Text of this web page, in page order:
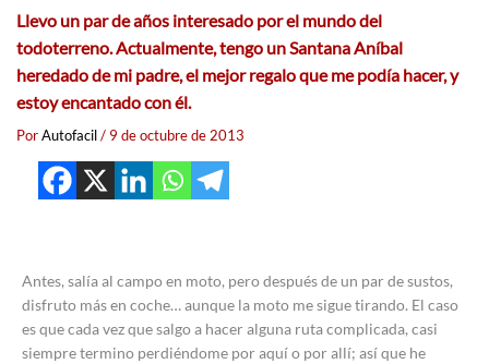
Llevo un par de años interesado por el mundo del
todoterreno. Actualmente, tengo un Santana Aníbal
heredado de mi padre, el mejor regalo que me podía hacer, y
estoy encantado con él.
PorAutofacil/ 9 de octubre de 2013
Antes, salía al campo en moto, pero después de un par de sustos,
disfruto más en coche… aunque la moto me sigue tirando. El caso
es que cada vez que salgo a hacer alguna ruta complicada, casi
siempre termino perdiéndome por aquí o por allí; así que he